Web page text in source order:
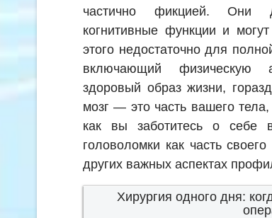
частично фикцией. Они
когнитивные функции и
этого недостаточно для
включающий физическую
здоровый образ жизни,
мозг — это часть вашего
как вы заботитесь о себе
головоломки как часть
других важных аспектах
Хирургия одного дня: